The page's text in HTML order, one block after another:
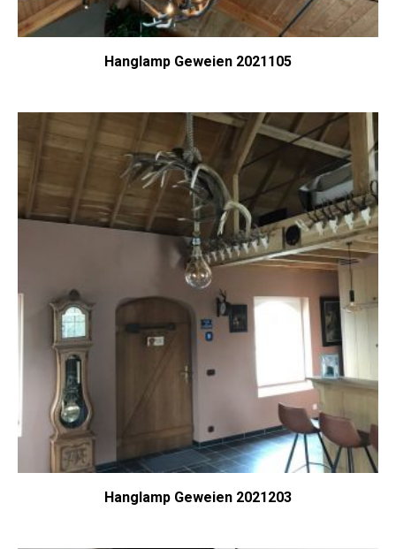
Hanglamp Geweien 2021105
Hanglamp Geweien 2021203